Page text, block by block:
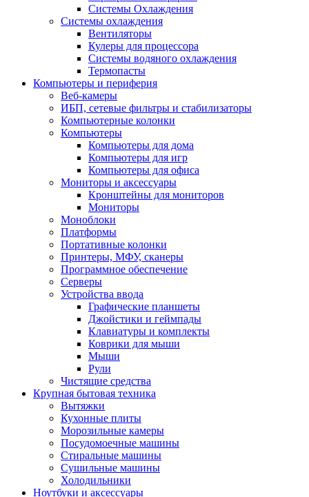
Системы Охлаждения
Системы охлаждения
Вентиляторы
Кулеры для процессора
Системы водяного охлаждения
Термопасты
Компьютеры и периферия
Веб-камеры
ИБП, сетевые фильтры и стабилизаторы
Компьютерные колонки
Компьютеры
Компьютеры для дома
Компьютеры для игр
Компьютеры для офиса
Мониторы и аксессуары
Кронштейны для мониторов
Мониторы
Моноблоки
Платформы
Портативные колонки
Принтеры, МФУ, сканеры
Программное обеспечение
Серверы
Устройства ввода
Графические планшеты
Джойстики и геймпады
Клавиатуры и комплекты
Коврики для мыши
Мыши
Рули
Чистящие средства
Крупная бытовая техника
Вытяжки
Кухонные плиты
Морозильные камеры
Посудомоечные машины
Стиральные машины
Сушильные машины
Холодильники
Ноутбуки и аксессуары